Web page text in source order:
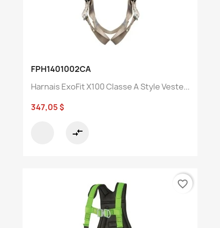
FPH1401002CA
Harnais ExoFit X100 Classe A Style Veste...
347,05 $
compare_arrows
favorite_border